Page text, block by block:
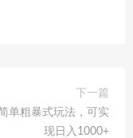
下一篇
单粗暴式玩法，可实
现日入1000+